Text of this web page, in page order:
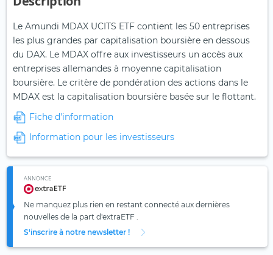
Le Amundi MDAX UCITS ETF contient les 50 entreprises
les plus grandes par capitalisation boursière en dessous
du DAX. Le MDAX offre aux investisseurs un accès aux
entreprises allemandes à moyenne capitalisation
boursière. Le critère de pondération des actions dans le
MDAX est la capitalisation boursière basée sur le flottant.
Fiche d'information
Information pour les investisseurs
ANNONCE
Ne manquez plus rien en restant connecté aux dernières
nouvelles de la part d'extraETF .
S'inscrire à notre newsletter !